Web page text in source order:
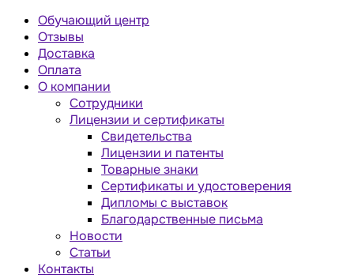
Обучающий центр
Отзывы
Доставка
Оплата
О компании
Сотрудники
Лицензии и сертификаты
Свидетельства
Лицензии и патенты
Товарные знаки
Сертификаты и удостоверения
Дипломы с выставок
Благодарственные письма
Новости
Статьи
Контакты